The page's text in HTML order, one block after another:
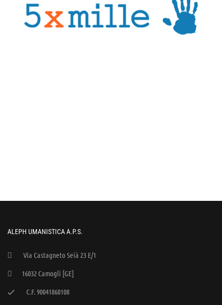
ALEPH UMANISTICA A.P.S.
Via Castagneto Seià 23 E/1
16032 Camogli [GE]
C.F. 90041860108